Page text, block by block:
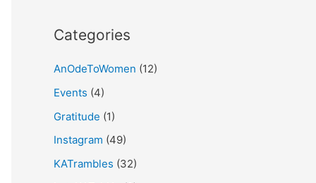
Categories
AnOdeToWomen (12)
Events (4)
Gratitude (1)
Instagram (49)
KATrambles (32)